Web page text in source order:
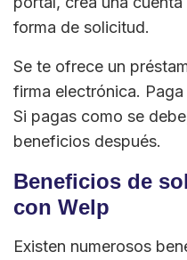
forma de solicitud.
Se te ofrece un
firma electrónica.
Si pagas como se
beneficios después.
Beneficios de
con Welp
Existen numerosos